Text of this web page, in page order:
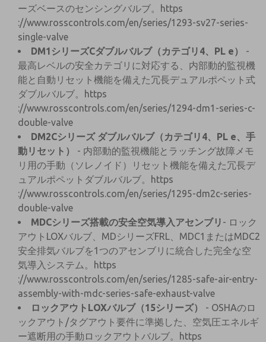
ーズベースのセンシングバルブ。https
://www.rosscontrols.com/en/series/1293-sv27-series-
single-valve
DM1シリーズCダブルバルブ（カテゴリ4、PL e）
-
最高レベルの安全カテゴリに対応する、内部動的監視機
能と自動リセット機能を備えた冗長デュアルポペット式
ダブルバルブ。https
://www.rosscontrols.com/en/series/1294-dm1-series-c-
double-valve
DM2Cシリーズ ダブルバルブ（カテゴリ4、PL e、手
動リセット）
- 内部動的監視機能とラッチング故障メモ
リ用の手動（ソレノイド）リセット機能を備えた冗長デ
ュアルポペットダブルバルブ。https
://www.rosscontrols.com/en/series/1295-dm2c-series-
double-valve
MDCシリーズ搭載の安全空気導入アセンブリ - ロック
アウトLOXバルブ、MDシリーズFRL、MDC1またはMDC2
安全排気バルブを1つのアセンブリに統合した完全な空
気導入システム。https
://www.rosscontrols.com/en/series/1285-safe-air-entry-
assembly-with-mdc-series-safe-exhaust-valve
ロックアウトLOXバルブ（15シリーズ）
- OSHAのロ
ックアウト/タグアウト要件に準拠した、空気圧エネルギ
ー遮断用の手動ロックアウトバルブ。https